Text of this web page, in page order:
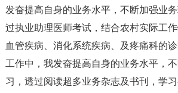
发奋提高自身的业务水平，不断加强业
过执业助理医师考试，结合农村实际工
血管疾病、消化系统疾病、及疼痛科的
工作中，我发奋提高自身的业务水平，
习，透过阅读超多业务杂志及书刊，学